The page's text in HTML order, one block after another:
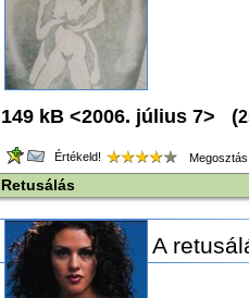
149 kB <2006. július 7> (
Értékeld!
Retusálás
A